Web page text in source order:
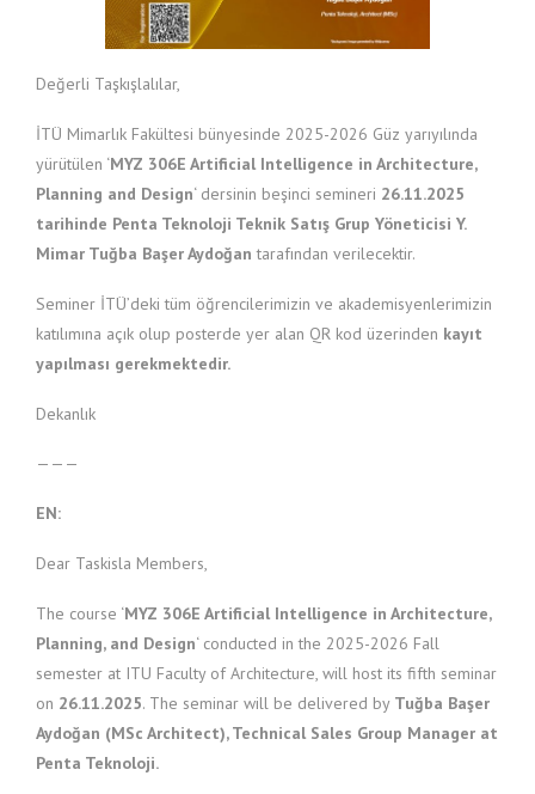
Değerli Taşkışlalılar,
İTÜ Mimarlık Fakültesi bünyesinde 2025-2026 Güz yarıyılında
yürütülen ‘MYZ 306E Artificial Intelligence in Architecture,
Planning and Design‘ dersinin beşinci semineri 26.11.2025
tarihinde Penta Teknoloji Teknik Satış Grup Yöneticisi Y.
Mimar Tuğba Başer Aydoğan tarafından verilecektir.
Seminer İTÜ’deki tüm öğrencilerimizin ve akademisyenlerimizin
katılımına açık olup posterde yer alan QR kod üzerinden kayıt
yapılması gerekmektedir.
Dekanlık
———
EN:
Dear Taskisla Members,
The course ‘MYZ 306E Artificial Intelligence in Architecture,
Planning, and Design‘ conducted in the 2025-2026 Fall
semester at ITU Faculty of Architecture, will host its fifth seminar
on 26.11.2025. The seminar will be delivered by Tuğba Başer
Aydoğan (MSc Architect), Technical Sales Group Manager at
Penta Teknoloji.